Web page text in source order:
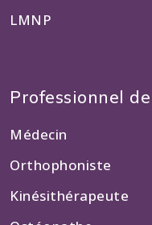
LMNP
Professionnel
Médecin
Orthophoniste
Kinésithérapeute